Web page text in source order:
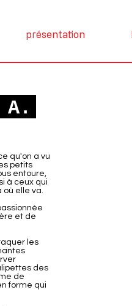
présentation
qu'on a vu
petits
entoure,
à ceux qui
où elle va.
et de
les
des
de
forme qui